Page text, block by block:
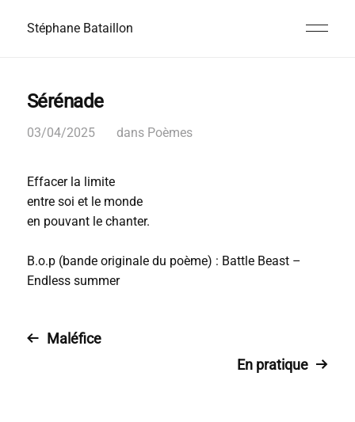
Stéphane Bataillon
Sérénade
03/04/2025 dans Poèmes
Effacer la limite
entre soi et le monde
en pouvant le chanter.
B.o.p (bande originale du poème) : Battle Beast –
Endless summer
Maléfice
En pratique